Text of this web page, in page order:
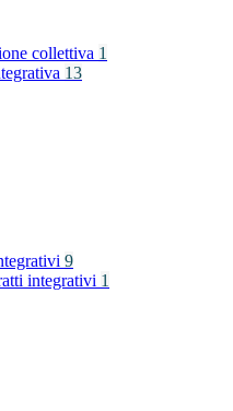
collettiva 1
13
9
integrativi 1